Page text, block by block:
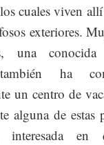
cuales viven
exteriores.
una conocida
ha
un centro de
alguna de estas
interesada en